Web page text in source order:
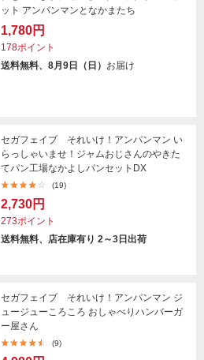
ット アンパンマンとなかまたち
1,780円
178ポイント
送料無料、8月9日（日） お届け
セガフェイブ それいけ！アンパンマン い
らっしゃいませ！ジャムおじさんのやきた
てパン工場なかよしパンセットDX
(19)
2,730円
273ポイント
送料無料、店在庫有り 2～3日出荷
セガフェイブ それいけ！アンパンマン ジ
ュージューころころ おしゃべりハンバーガ
ー屋さん
(9)